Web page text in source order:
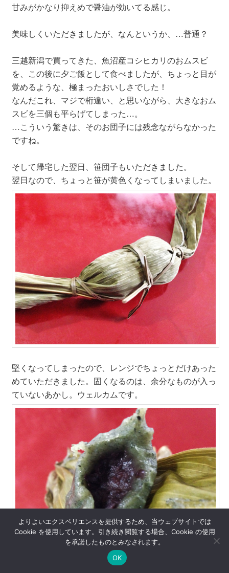
甘みがかなり抑えめで醤油が効いてる感じ。
美味しくいただきましたが、なんというか、…普通？
三越新潟で買ってきた、魚沼産コシヒカリのおムスビ
を、この後に夕ご飯として食べましたが、ちょっと目が
覚めるような、極まったおいしさでした！
なんだこれ、マジで桁違い、と思いながら、大きなおム
スビを三個も平らげてしまった…。
…こういう驚きは、そのお団子には残念ながらなかった
ですね。
そして帰宅した翌日、笹団子もいただきました。
翌日なので、ちょっと笹が黄色くなってしまいました。
堅くなってしまったので、レンジでちょっとだけあった
めていただきました。固くなるのは、余分なものが入っ
ていないあかし。ウェルカムです。
よりよいエクスペリエンスを提供するため、当ウェブサイトでは
Cookie を使用しています。引き続き閲覧する場合、Cookie の使用
を承諾したものとみなされます。
OK